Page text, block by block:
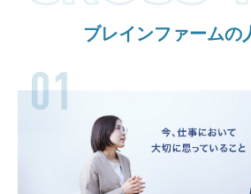
ブレインファームの